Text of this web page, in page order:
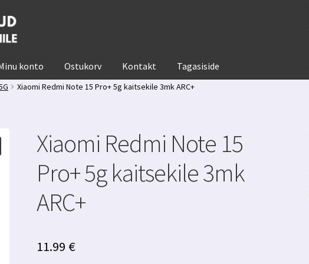
konto Ostukorv Kontakt Tagasiside
Xiaomi Redmi Note 15 Pro+ 5g kaitsekile 3mk ARC+
Xiaomi Redmi Note 15
Pro+ 5g kaitsekile 3mk
ARC+
11.99 €